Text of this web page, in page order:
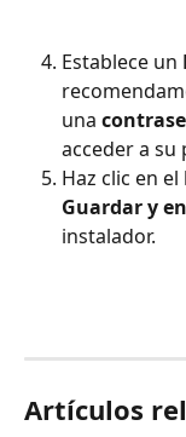
Establece un
una
acceder a su
Haz clic en
Guardar y
instalador.
Artículos